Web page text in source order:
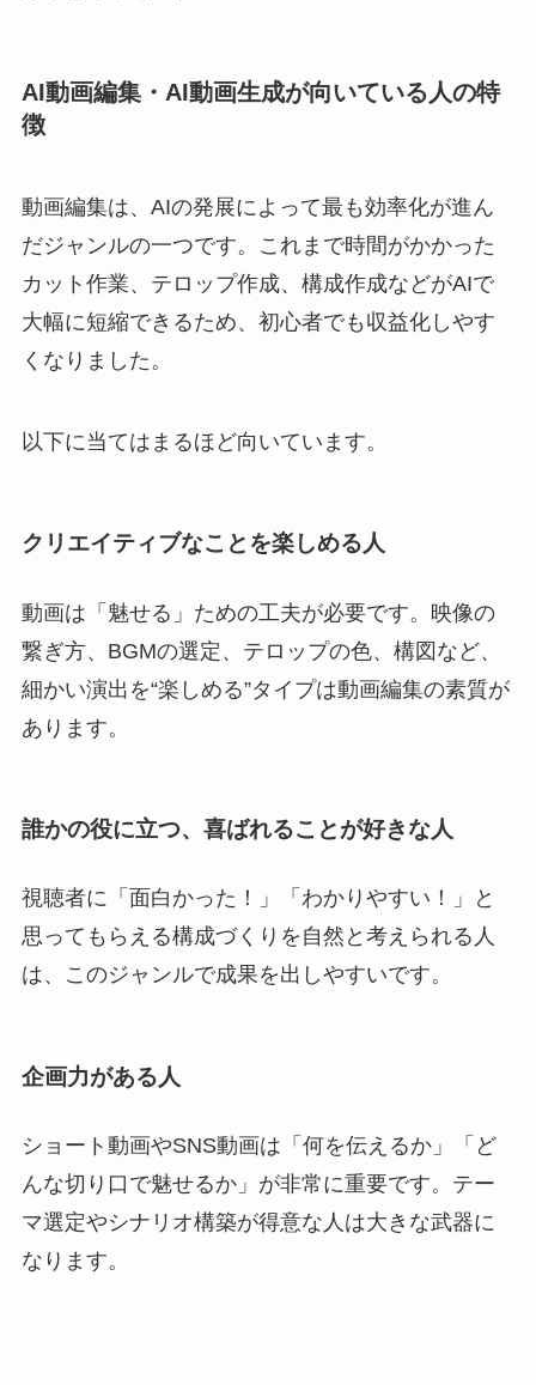
AI動画編集・AI動画生成が向いている人の特
徴
動画編集は、AIの発展によって最も効率化が進ん
だジャンルの一つです。これまで時間がかかった
カット作業、テロップ作成、構成作成などがAIで
大幅に短縮できるため、初心者でも収益化しやす
くなりました。
以下に当てはまるほど向いています。
クリエイティブなことを楽しめる人
動画は「魅せる」ための工夫が必要です。映像の
繋ぎ方、BGMの選定、テロップの色、構図など、
細かい演出を“楽しめる”タイプは動画編集の素質が
あります。
誰かの役に立つ、喜ばれることが好きな人
視聴者に「面白かった！」「わかりやすい！」と
思ってもらえる構成づくりを自然と考えられる人
は、このジャンルで成果を出しやすいです。
企画力がある人
ショート動画やSNS動画は「何を伝えるか」「ど
んな切り口で魅せるか」が非常に重要です。テー
マ選定やシナリオ構築が得意な人は大きな武器に
なります。